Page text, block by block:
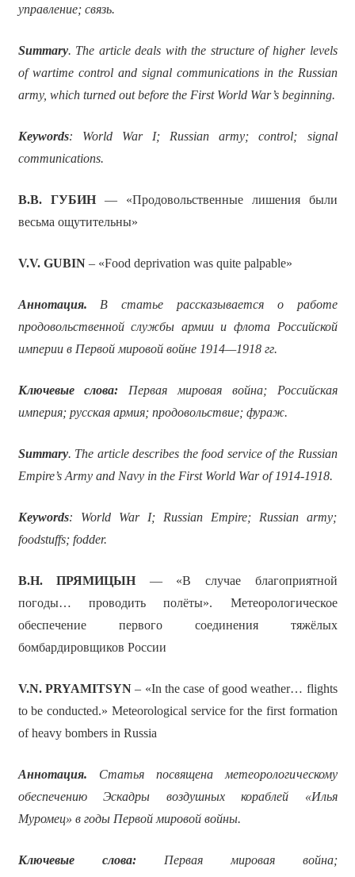
управление; связь.
Summary. The article deals with the structure of higher levels
of wartime control and signal communications in the Russian
army, which turned out before the First World War’s beginning.
Keywords: World War I; Russian army; control; signal
communications.
В.В. ГУБИН— «Продовольственные лишения были
весьма ощутительны»
V.V. GUBIN– «Food deprivation was quite palpable»
Аннотация. В статье
рассказывается о работе
продовольственной службы армии и флота Российской
империи в Первой мировой войне 1914—1918 гг.
Ключевые слова: Первая мировая война; Российская
империя; русская армия; продовольствие; фураж.
Summary. The article describes the food service of the Russian
Empire’s Army and Navy in the First World War of 1914-1918.
Keywords: World War I; Russian Empire; Russian army;
foodstuffs; fodder.
В.Н. ПРЯМИЦЫН — «В случае благоприятной
погоды… проводить полёты». Метеорологическое
обеспечение первого соединения тяжёлых
бомбардировщиков России
V.N. PRYAMITSYN– «In the case of good weather… flights
to be conducted.» Meteorological service for the first formation
of heavy bombers in Russia
Аннотация. Статья посвящена метеорологическому
обеспечению Эскадры воздушных кораблей «Илья
Муромец» в годы Первой мировой войны.
Ключевые слова:Первая мировая война;